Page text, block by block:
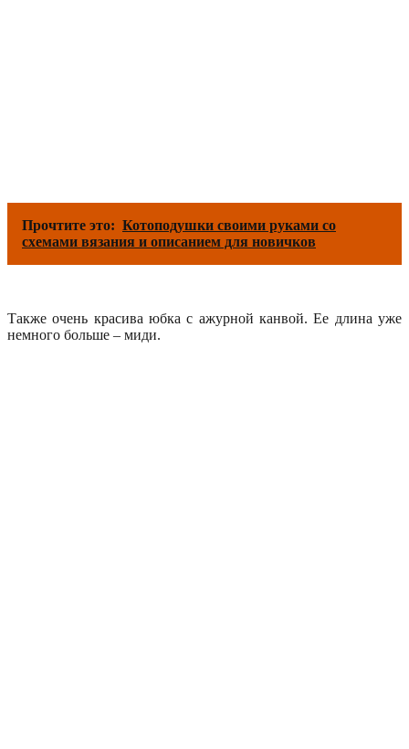
Прочтите это: Котоподушки своими руками со
схемами вязания и описанием для новичков
Также очень красива юбка с ажурной канвой. Ее длина уже
немного больше – миди.